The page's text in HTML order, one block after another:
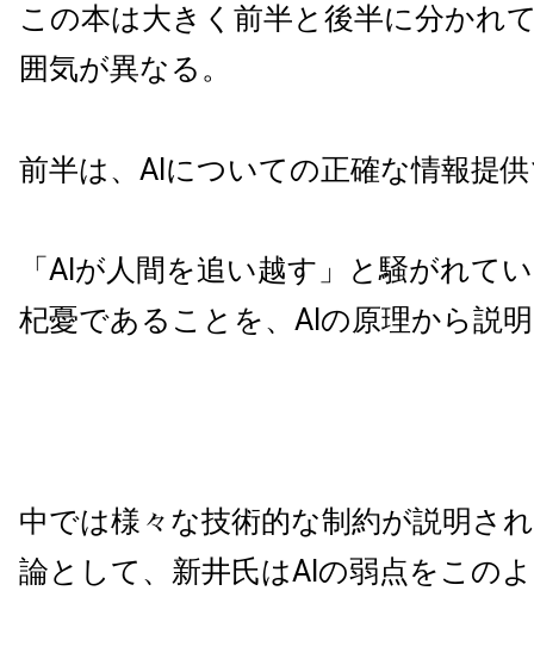
この本は大きく前半と後半に分かれ
囲気が異なる。
前半は、AIについての正確な情報提
「AIが人間を追い越す」と騒がれて
杞憂であることを、AIの原理から説
中では様々な技術的な制約が説明さ
論として、新井氏はAIの弱点をこの